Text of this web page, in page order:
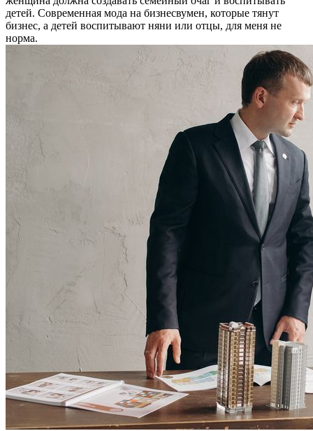
детей. Современная мода на бизнесвумен, которые тянут
бизнес, а детей воспитывают няни или отцы, для меня не
норма.